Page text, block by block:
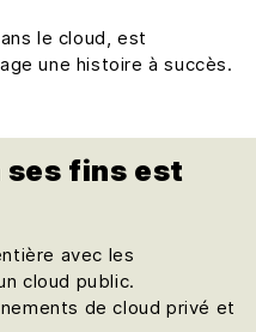
le cloud, est
une histoire à succès.
ses fins est
avec les
cloud public.
de cloud privé et